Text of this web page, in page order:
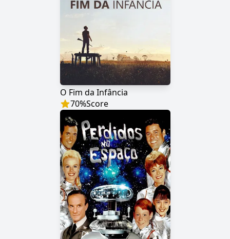
O Fim da Infância
70%Score